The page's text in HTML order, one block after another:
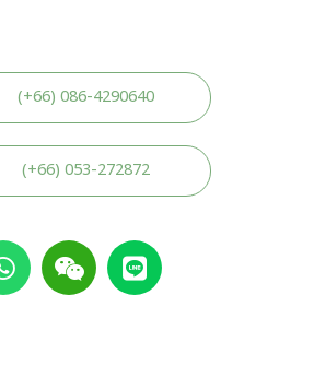
(+66) 086-4290640
(+66) 053-272872
W
h
a
W
e
i
L
i
n